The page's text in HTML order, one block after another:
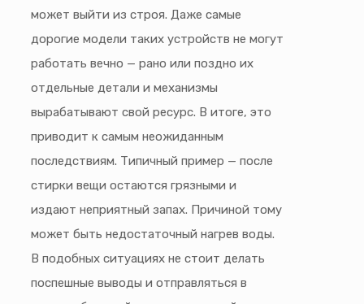
может выйти из строя. Даже самые
дорогие модели таких устройств не могут
работать вечно — рано или поздно их
отдельные детали и механизмы
вырабатывают свой ресурс. В итоге, это
приводит к самым неожиданным
последствиям. Типичный пример — после
стирки вещи остаются грязными и
издают неприятный запах. Причиной тому
может быть недостаточный нагрев воды.
В подобных ситуациях не стоит делать
поспешные выводы и отправляться в